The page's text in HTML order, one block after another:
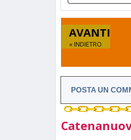
AVANTI
« INDIETRO
POSTA UN